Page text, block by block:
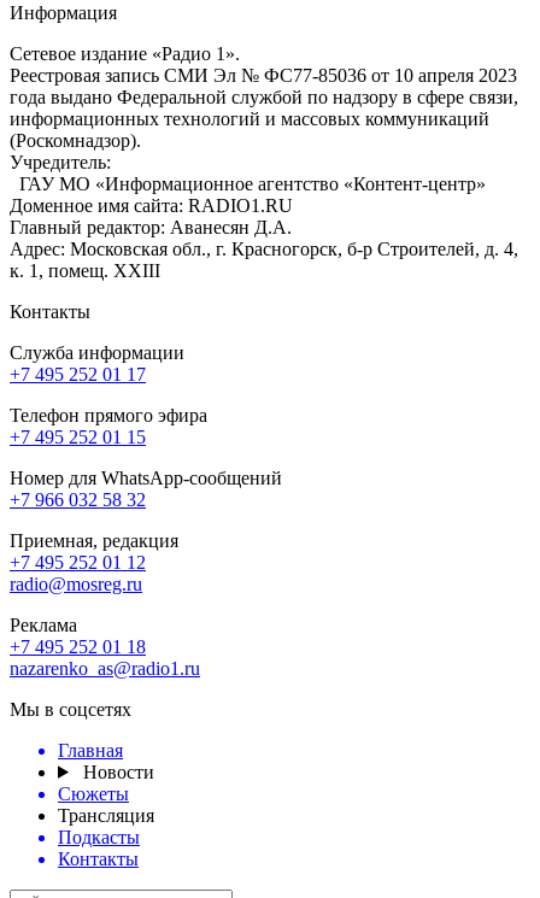
Информация
Сетевое издание «Радио 1».
Реестровая запись СМИ Эл № ФС77-85036 от 10 апреля 2023
года выдано Федеральной службой по надзору в сфере связи,
информационных технологий и массовых коммуникаций
(Роскомнадзор).
Учредитель:
ГАУ МО «Информационное агентство «Контент-центр»
Доменное имя сайта: RADIO1.RU
Главный редактор: Аванесян Д.А.
Адрес: Московская обл., г. Красногорск, б-р Строителей, д. 4,
к. 1, помещ. XXIII
Контакты
Служба информации
+7 495 252 01 17
Телефон прямого эфира
+7 495 252 01 15
Номер для WhatsApp-сообщений
+7 966 032 58 32
Приемная, редакция
+7 495 252 01 12
radio@mosreg.ru
Реклама
+7 495 252 01 18
nazarenko_as@radio1.ru
Мы в соцсетях
Главная
Новости
Сюжеты
Трансляция
Подкасты
Контакты